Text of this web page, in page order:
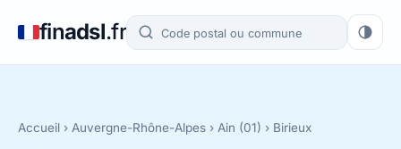
finadsl.fr
Accueil › Auvergne-Rhône-Alpes › Ain (01) › Birieux